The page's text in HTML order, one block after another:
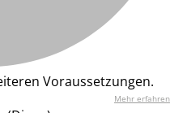
Voraussetzungen.
Mehr erfahren